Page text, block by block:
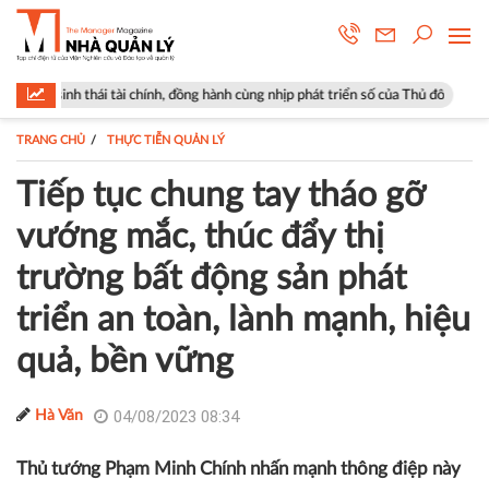
hành cùng nhịp phát triển số của Thủ đô Góp ý sửa đổi Luật
TRANG CHỦ THỰC TIỄN QUẢN LÝ
Tiếp tục chung tay tháo gỡ
vướng mắc, thúc đẩy thị
trường bất động sản phát
triển an toàn, lành mạnh, hiệu